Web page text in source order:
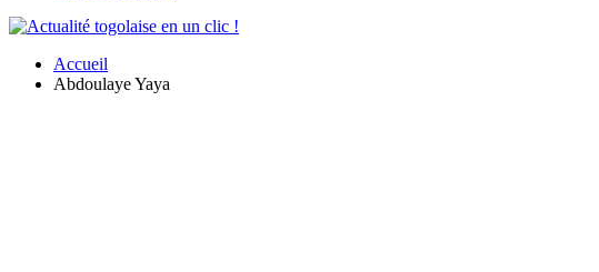
Accueil
Abdoulaye Yaya